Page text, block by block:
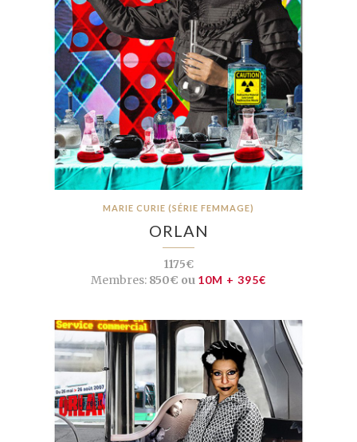
MARIE CURIE (SÉRIE FEMMAGE)
ORLAN
1175€
Membres: 850€ ou 10M + 395€